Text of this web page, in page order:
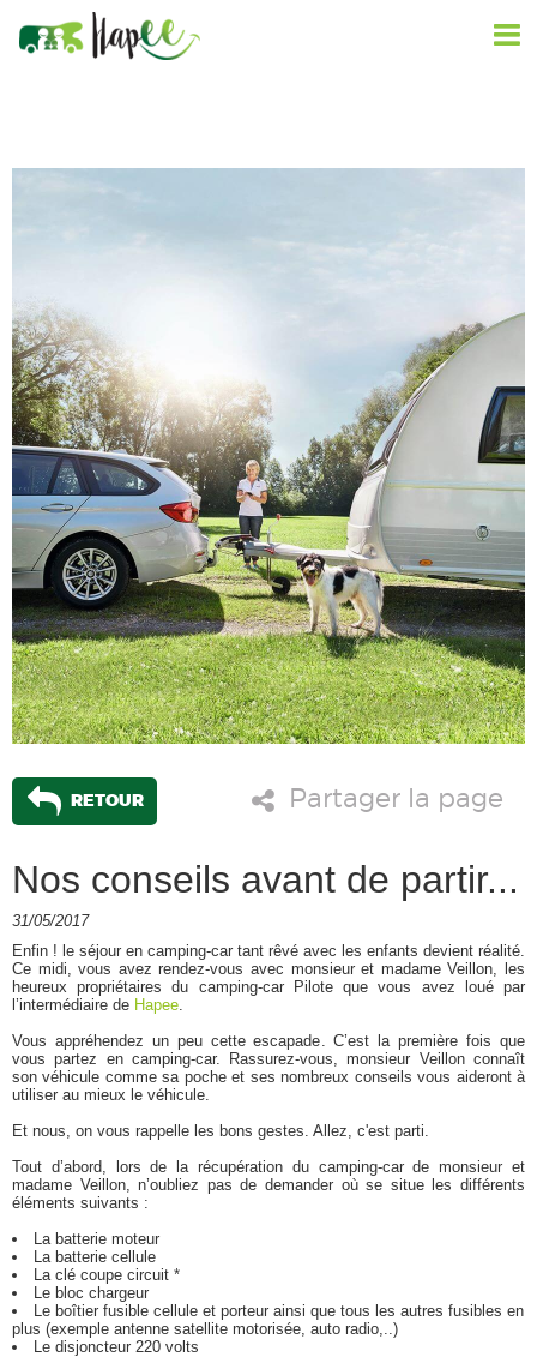
Partager la page
RETOUR
Nos conseils avant de partir...
31/05/2017
Enfin ! le séjour en camping-car tant rêvé avec les enfants devient réalité.
Ce midi, vous avez rendez-vous avec monsieur et madame Veillon, les
heureux propriétaires du camping-car Pilote que vous avez loué par
l’intermédiaire de Hapee.
Vous appréhendez un peu cette escapade. C’est la première fois que
vous partez en camping-car. Rassurez-vous, monsieur Veillon connaît
son véhicule comme sa poche et ses nombreux conseils vous aideront à
utiliser au mieux le véhicule.
Et nous, on vous rappelle les bons gestes. Allez, c'est parti.
Tout d’abord, lors de la récupération du camping-car de monsieur et
madame Veillon, n’oubliez pas de demander où se situe les différents
éléments suivants :
La batterie moteur
La batterie cellule
La clé coupe circuit *
Le bloc chargeur
Le boîtier fusible cellule et porteur ainsi que tous les autres fusibles en
plus (exemple antenne satellite motorisée, auto radio,..)
Le disjoncteur 220 volts